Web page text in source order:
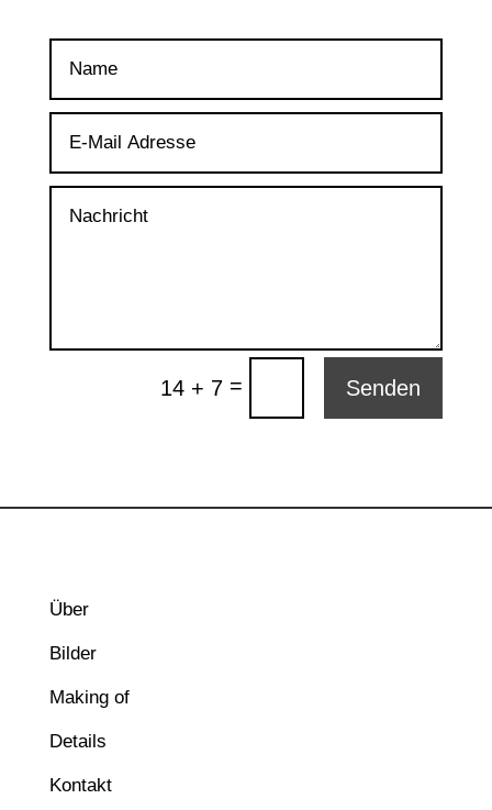
14 + 7 = Senden
Über
Bilder
Making of
Details
Kontakt